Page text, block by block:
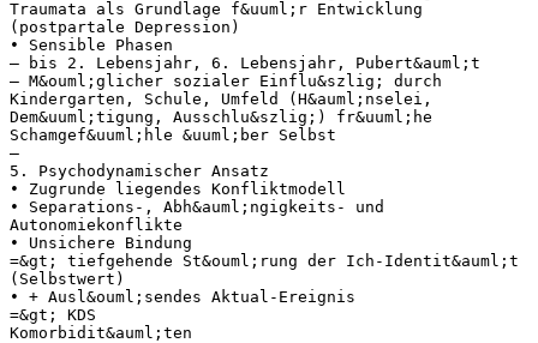
Traumata als Grundlage f&uuml;r Entwicklung
(postpartale Depression)
• Sensible Phasen
– bis 2. Lebensjahr, 6. Lebensjahr, Pubert&auml;t
– M&ouml;glicher sozialer Einflu&szlig; durch
Kindergarten, Schule, Umfeld (H&auml;nselei,
Dem&uuml;tigung, Ausschlu&szlig;) fr&uuml;he
Schamgef&uuml;hle &uuml;ber Selbst
–
5. Psychodynamischer Ansatz
• Zugrunde liegendes Konfliktmodell
• Separations-, Abh&auml;ngigkeits- und
Autonomiekonflikte
• Unsichere Bindung
=&gt; tiefgehende St&ouml;rung der Ich-Identit&auml;t
(Selbstwert)
• + Ausl&ouml;sendes Aktual-Ereignis
=&gt; KDS
Komorbidit&auml;ten